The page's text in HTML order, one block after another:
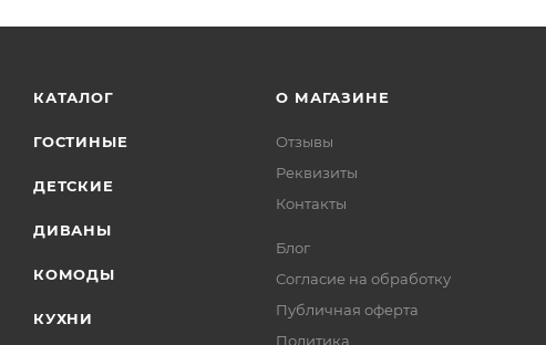
КАТАЛОГ
ГОСТИНЫЕ
ДЕТСКИЕ
ДИВАНЫ
КОМОДЫ
КУХНИ
О МАГАЗИНЕ
Отзывы
Реквизиты
Контакты
Блог
Согласие на обработку
Публичная оферта
Политика